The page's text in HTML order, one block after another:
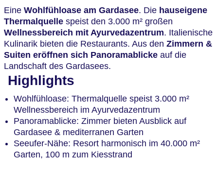
Eine Wohlfühloase am Gardasee. Die hauseigene
Thermalquelle speist den 3.000 m² großen
Wellnessbereich mit Ayurvedazentrum. Italienische
Kulinarik bieten die Restaurants. Aus den Zimmern &
Suiten eröffnen sich Panoramablicke auf die
Landschaft des Gardasees.
Highlights
Wohlfühloase: Thermalquelle speist 3.000 m²
Wellnessbereich im Ayurvedazentrum
Panoramablicke: Zimmer bieten Ausblick auf
Gardasee & mediterranen Garten
Seeufer-Nähe: Resort harmonisch im 40.000 m²
Garten, 100 m zum Kiesstrand